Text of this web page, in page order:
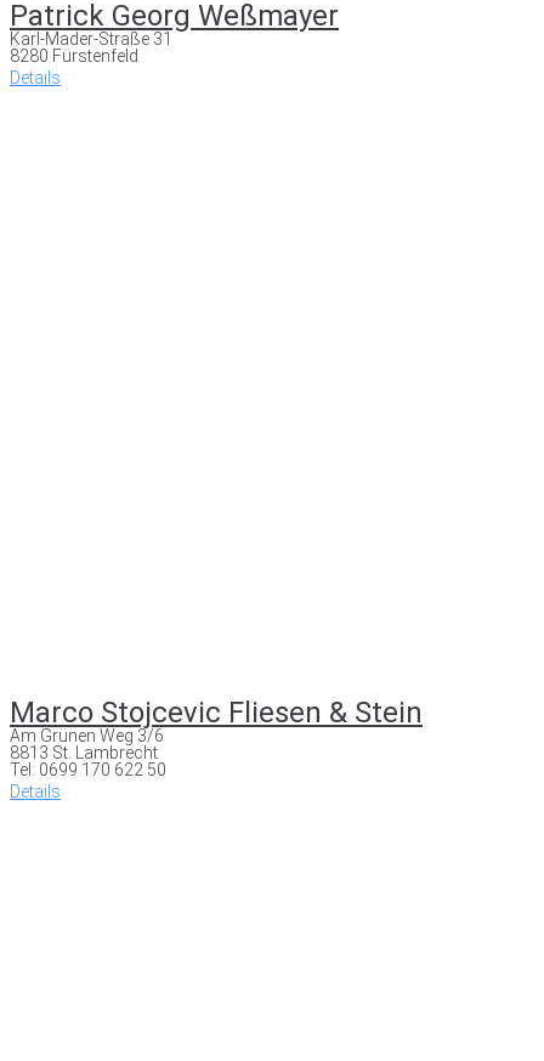
Patrick Georg Weßmayer
Karl-Mader-Straße 31
8280 Fürstenfeld
Details
Marco Stojcevic Fliesen & Stein
Am Grünen Weg 3/6
8813 St. Lambrecht
Tel: 0699 170 622 50
Details